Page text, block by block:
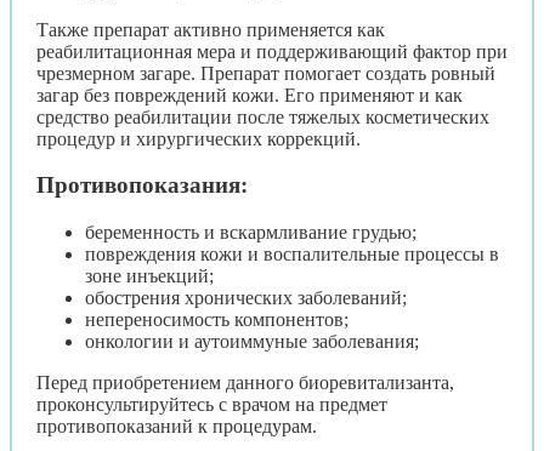
Также препарат активно применяется как
реабилитационная мера и поддерживающий фактор при
чрезмерном загаре. Препарат помогает создать ровный
загар без повреждений кожи. Его применяют и как
средство реабилитации после тяжелых косметических
процедур и хирургических коррекций.
Противопоказания:
беременность и вскармливание грудью;
повреждения кожи и воспалительные процессы в
зоне инъекций;
обострения хронических заболеваний;
непереносимость компонентов;
онкологии и аутоиммуные заболевания;
Перед приобретением данного биоревитализанта,
проконсультируйтесь с врачом на предмет
противопоказаний к процедурам.